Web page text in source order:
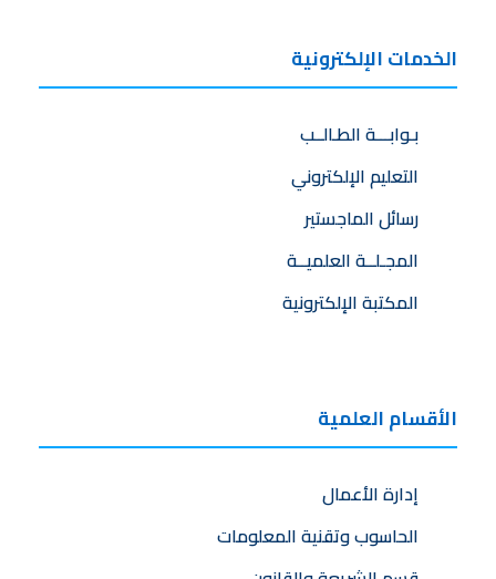
الخدمات الإلكترونية
بـوابـــة الطـالــب
التعليم الإلكتروني
رسائل الماجستير
المجـلــة العلميــة
المكتبة الإلكترونية
الأقسام العلمية
إدارة الأعمال
الحاسوب وتقنية المعلومات